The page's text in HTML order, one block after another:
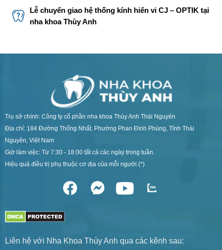
Lễ chuyển giao hệ thống kính hiển vi CJ – OPTIK tại
nha khoa Thùy Anh
Trụ sở chính: Công ty cổ phần nha khoa Thùy Anh Thái Nguyên
Địa chỉ: 184 Đường Thống Nhất, Phường Phan Đình Phùng, Tỉnh Thái
Nguyên, Việt Nam
Giờ làm việc: Từ 7:30 - 18:00 tất cả các ngày trong tuần.
Hiệu quả điều trị phụ thuộc cơ địa của mỗi người (*)
Liên hệ với Nha Khoa Thùy Anh qua các kênh sau: